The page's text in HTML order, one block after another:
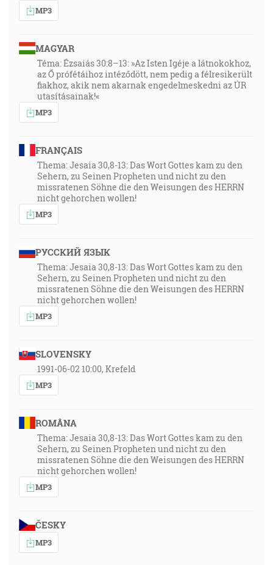
MP3
MAGYAR
Téma: Ézsaiás 30:8–13: »Az Isten Igéje a látnokokhoz,
az Ő prófétáihoz intéződött, nem pedig a félresikerült
fiakhoz, akik nem akarnak engedelmeskedni az ÚR
utasításainak!«
MP3
FRANÇAIS
Thema: Jesaia 30,8-13: Das Wort Gottes kam zu den
Sehern, zu Seinen Propheten und nicht zu den
missratenen Söhne die den Weisungen des HERRN
nicht gehorchen wollen!
MP3
РУССКИЙ ЯЗЫК
Thema: Jesaia 30,8-13: Das Wort Gottes kam zu den
Sehern, zu Seinen Propheten und nicht zu den
missratenen Söhne die den Weisungen des HERRN
nicht gehorchen wollen!
MP3
SLOVENSKY
1991-06-02 10:00, Krefeld
MP3
ROMÂNA
Thema: Jesaia 30,8-13: Das Wort Gottes kam zu den
Sehern, zu Seinen Propheten und nicht zu den
missratenen Söhne die den Weisungen des HERRN
nicht gehorchen wollen!
MP3
ČESKY
MP3